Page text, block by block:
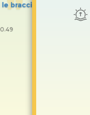
braccia